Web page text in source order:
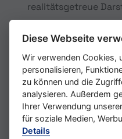
realitätsgetreue
einen
und Umsetzung
Möglichkeit,
Abbild der realen
können wir
Simulationszellen
und Qualität unserer
Diese Webseite
Wir verwenden Cookies,
personalisieren,
zu können und die
analysieren. Außerdem
Ihrer Verwendung
für soziale Medien,
Details